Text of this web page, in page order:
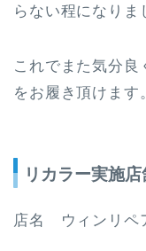
らない程になりま
これでまた気分良
をお履き頂けます
リカラー実施店
店名 ウィンリペ